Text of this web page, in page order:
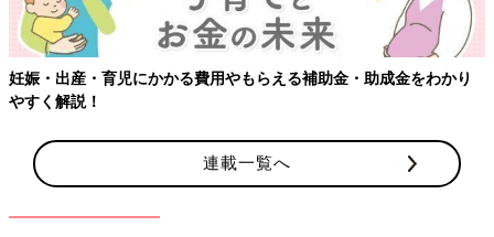
妊娠・出産・育児にかかる費用やもらえる補助金・助成金をわかり
やすく解説！
連載一覧へ